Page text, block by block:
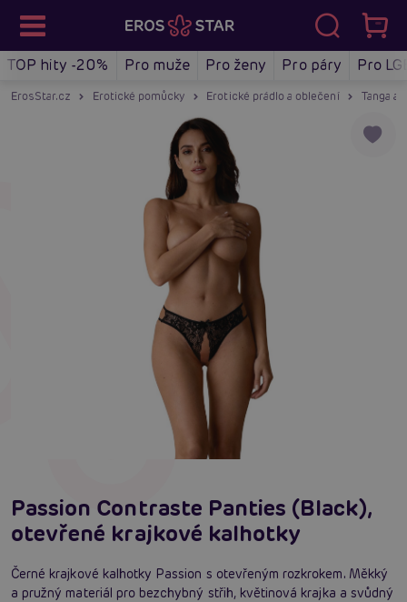
TOP hity -20% Pro muže Pro ženy Pro páry Pro
ErosStar.cz Erotické pomůcky Erotické prádlo a oblečení Tanga a
Passion Contraste Panties (Black),
otevřené krajkové kalhotky
Černé krajkové kalhotky Passion s otevřeným rozkrokem. Měkký
a pružný materiál pro bezchybný střih, květinová krajka a svůdný